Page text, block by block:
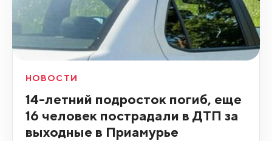
НОВОСТИ
14-летний подросток погиб, еще
16 человек пострадали в ДТП за
выходные в Приамурье